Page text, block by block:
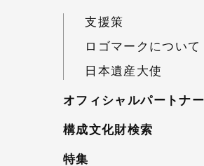
支援策
ロゴマークについて
日本遺産大使
オフィシャルパートナ
構成文化財検索
特集